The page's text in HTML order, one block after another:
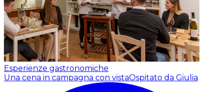
Esperienze gastronomiche
Una cena in campagna con vistaOspitato da Giulia